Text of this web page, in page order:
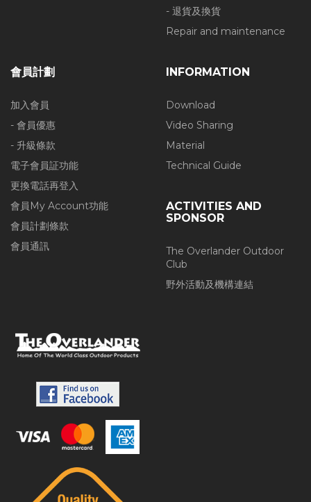
- 退貨及換貨
Repair and maintenance
會員計劃
加入會員
- 會員優惠
- 升級條款
電子會員証功能
更換電話再登入
會員My Account功能
會員計劃條款
會員通訊
INFORMATION
Download
Video Sharing
Material
Technical Guide
ACTIVITIES AND
SPONSOR
The Overlander Outdoor
Club
野外活動及機構連結